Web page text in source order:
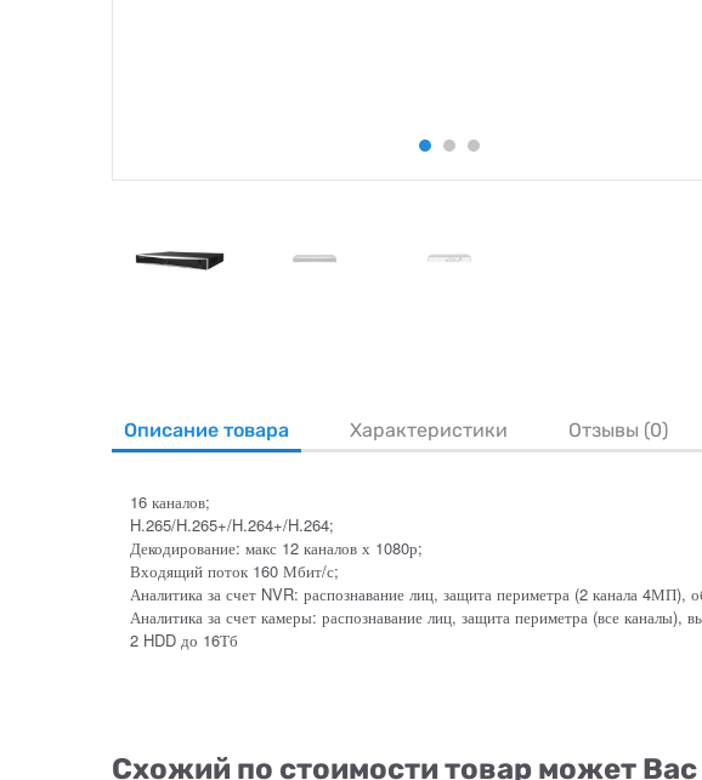
Описание товара Характеристики Отзывы (0)
16 каналов;
H.265/H.265+/H.264+/H.264;
Декодирование: макс 12 каналов х 1080р;
Входящий поток 160 Мбит/с;
Аналитика за счет NVR: распознавание лиц, защита периметра (2 канала
Аналитика за счет камеры: распознавание лиц, защита периметра (все
2 HDD до 16Тб
Схожий по стоимости товар может Вас